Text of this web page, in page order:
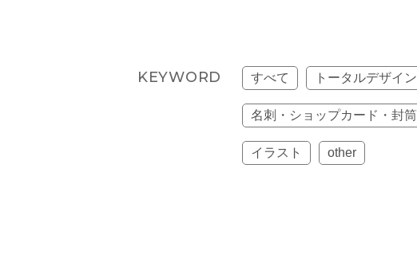
KEYWORD すべて トータルデザイン
名刺・ショップカード・封筒
イラスト other